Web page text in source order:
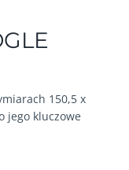
150,5 x
jego kluczowe